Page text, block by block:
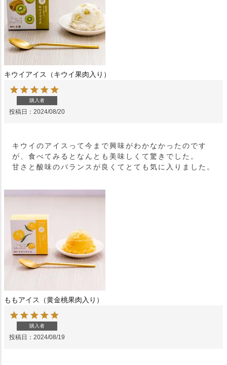
キウイアイス（キウイ果肉入り）
購入者
投稿日 2024/08/20
キウイのアイスって今まで興味がわかなかったのです
が、食べてみるとなんとも美味しくて驚きでした。
甘さと酸味のバランスが良くてとても気に入りました。
ももアイス（黄金桃果肉入り）
購入者
投稿日 2024/08/19